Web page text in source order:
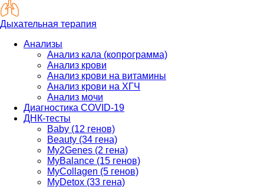
Дыхательная терапия
Анализы
Анализ кала (копрограмма)
Анализ крови
Анализ крови на витамины
Анализ крови на ХГЧ
Анализ мочи
Диагностика COVID-19
ДНК-тесты
Baby (12 генов)
Beauty (34 гена)
My2Genes (2 гена)
MyBalance (15 генов)
MyCollagen (5 генов)
MyDetox (33 гена)